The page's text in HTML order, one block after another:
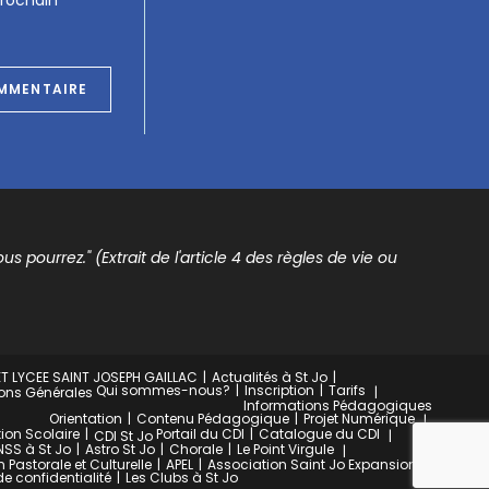
pourrez." (Extrait de l'article 4 des règles de vie ou
LYCEE SAINT JOSEPH GAILLAC
Actualités à St Jo
Générales Qui sommes-nous? Inscription
Tarifs
Informations Pédagogiques
Orientation Contenu Pédagogique
Projet Numérique
Scolaire
CDI St JoPortail du CDI
Catalogue du CDI
à St Jo Astro St Jo Chorale
Le Point Virgule
Pastorale et Culturelle
APEL Association Saint Jo Expansion
confidentialité Les Clubs à St Jo